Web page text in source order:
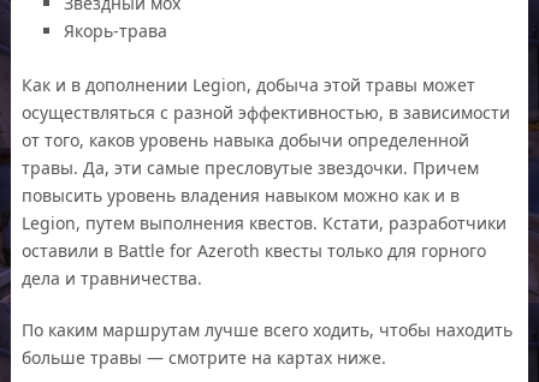
Якорь-трава
Как и в дополнении Legion, добыча этой травы может
осуществляться с разной эффективностью, в зависимости
от того, каков уровень навыка добычи определенной
травы. Да, эти самые пресловутые звездочки. Причем
повысить уровень владения навыком можно как и в
Legion, путем выполнения квестов. Кстати, разработчики
оставили в Battle for Azeroth квесты только для горного
дела и травничества.
По каким маршрутам лучше всего ходить, чтобы находить
больше травы — смотрите на картах ниже.